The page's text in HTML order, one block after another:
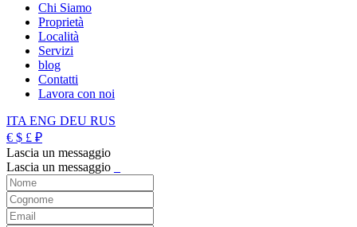
Chi Siamo
Proprietà
Località
Servizi
blog
Contatti
Lavora con noi
ITAENG DEU RUS
€ $ £ ₽
Lascia un messaggio
Lascia un messaggio